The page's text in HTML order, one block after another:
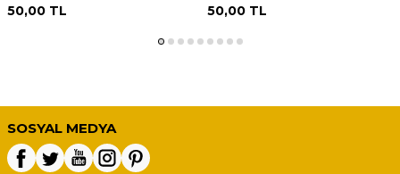
50,00 TL 50,00TL
SOSYAL MEDYA